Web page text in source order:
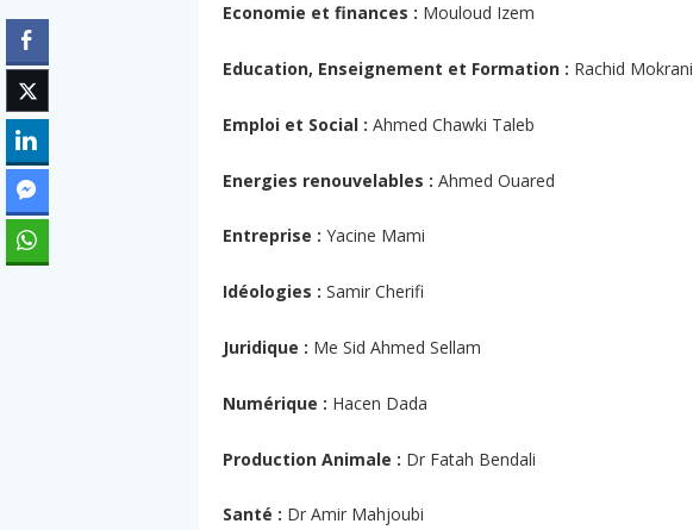
Economie et finances : Mouloud Izem
Education, Enseignement et Formation : Rachid Mokrani
Emploi et Social : Ahmed Chawki Taleb
Energies renouvelables : Ahmed Ouared
Entreprise : Yacine Mami
Idéologies : Samir Cherifi
Juridique : Me Sid Ahmed Sellam
Numérique : Hacen Dada
Production Animale : Dr Fatah Bendali
Santé : Dr Amir Mahjoubi